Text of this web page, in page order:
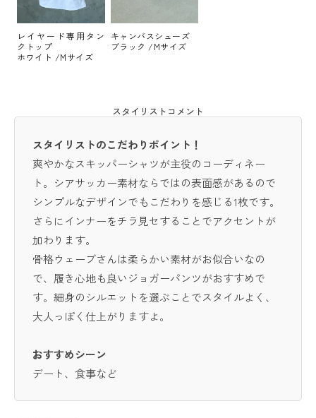
レイヤード専用タン
クトップ
ホワイト /Mサイズ
キャンバスシューズ
ブラック /Mサイズ
スタイリストコメント
スタイリストのこだわりポイント！
爽やかなスキッパーシャツが主役のコーディネー
ト。シアサッカー素材ならではの表面感があるので
シンプルなデザインでもこだわりを感じる1枚です。
さらにインナーをチラ見セすることでアクセントが
加わります。
骨格ウェーブさんは柔らかい素材がお似合いなの
で、履き心地も良いジョガーパンツがおすすめで
す。細身のシルエットを選ぶことでスタイルよく、
大人っぽく仕上がりますよ。
おすすめシーン
デート、食事など